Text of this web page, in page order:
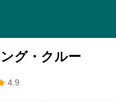
グ・クルー
4.9